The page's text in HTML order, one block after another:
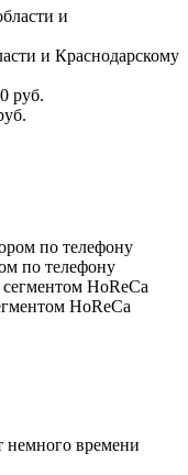
и Краснодарскому
по телефону
HoReCa
немного времени